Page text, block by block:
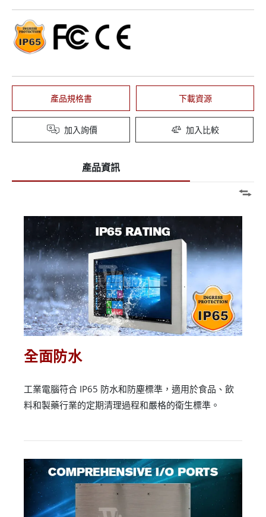
產品規格書 下載資源
加入詢價 加入比較
產品資訊
全面防水
工業電腦符合 IP65 防水和防塵標準，適用於食品、飲
料和製藥行業的定期清理過程和嚴格的衛生標準。